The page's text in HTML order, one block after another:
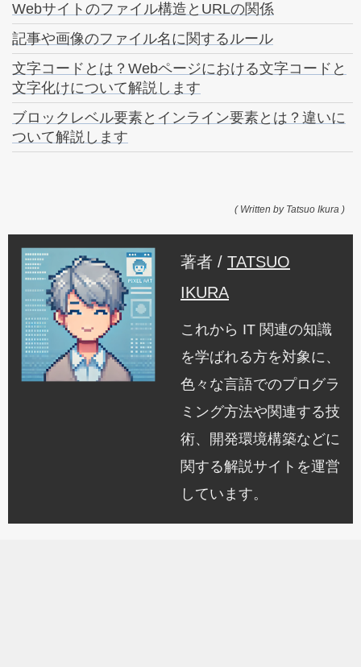
Webサイトのファイル構造とURLの関係
記事や画像のファイル名に関するルール
文字コードとは？Webページにおける文字コードと
文字化けについて解説します
ブロックレベル要素とインライン要素とは？違いに
ついて解説します
( Written by Tatsuo Ikura )
著者 / TATSUO
IKURA
これから IT 関連の知識
を学ばれる方を対象に、
色々な言語でのプログラ
ミング方法や関連する技
術、開発環境構築などに
関する解説サイトを運営
しています。